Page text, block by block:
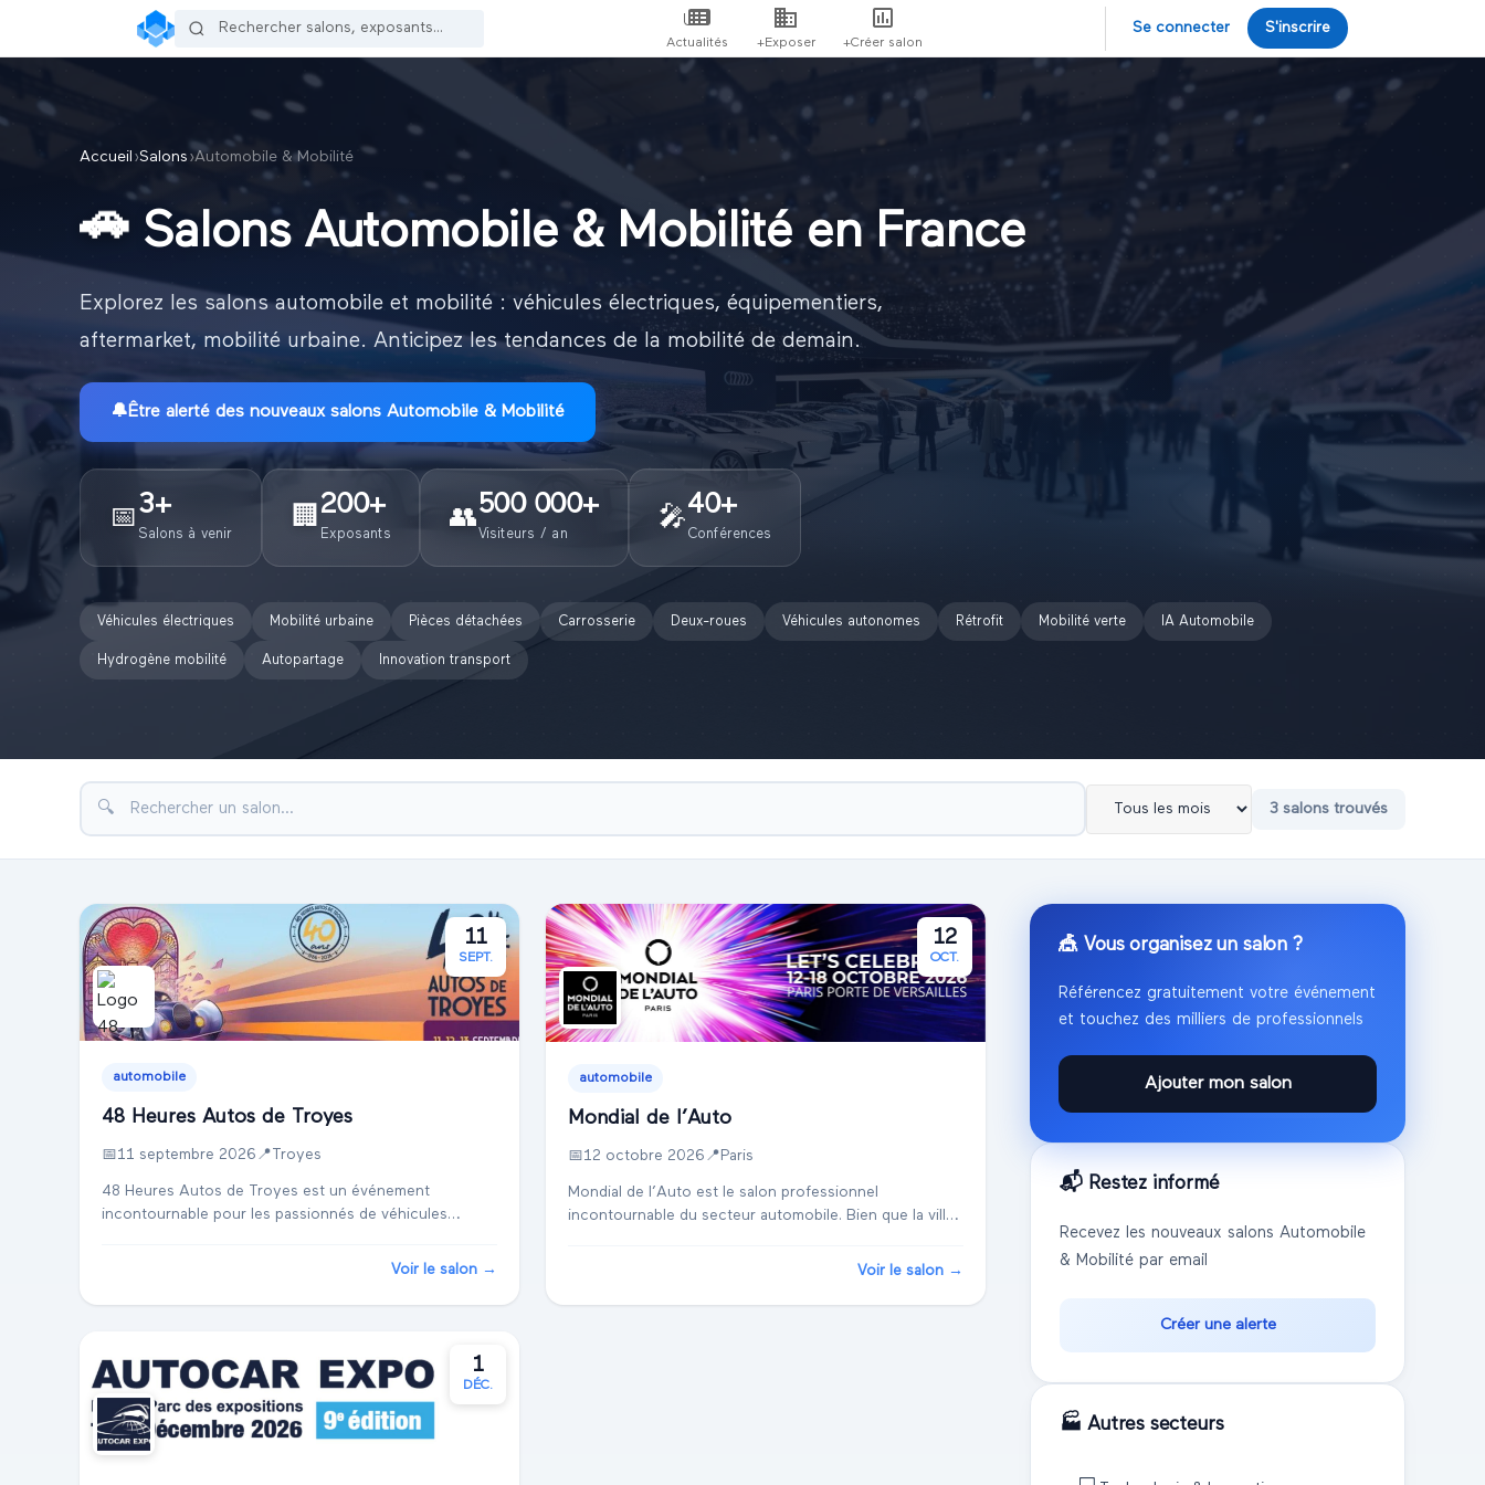
Actualités +Exposer +Créer salon
Se connecter S'inscrire
Accueil ›Salons ›Automobile & Mobilité
🚗 Salons Automobile & Mobilité en France
Explorez les salons automobile et mobilité : véhicules électriques, équipementiers,
aftermarket, mobilité urbaine. Anticipez les tendances de la mobilité de demain.
🔔Être alerté des nouveaux salons Automobile & Mobilité
📅3+
Salons à venir
🏢 200+
Exposants
👥500 000+
Visiteurs / an
🎤40+
Conférences
Véhicules électriques Mobilité urbaine Pièces détachées Carrosserie Deux-roues Véhicules autonomes Rétrofit Mobilité verte IA Automobile
Hydrogène mobilité Autopartage Innovation transport
🔍 3 salons trouvés
11
SEPT.
automobile
48 Heures Autos de Troyes
📅 11 septembre 2026 📍 Troyes
48 Heures Autos de Troyes est un événement
incontournable pour les passionnés de véhicules
centre d'exposition Le Cube, ce salon attire des
Voir le salon →
12
OCT.
automobile
Mondial de l’Auto
📅12 octobre 2026 📍 Paris
Mondial de l’Auto est le salon professionnel
incontournable du secteur automobile. Bien que la ville
pas encore précisés, cet événement est trad...
Voir le salon →
1
DÉC.
🎪 Vous organisez un salon ?
Référencez gratuitement votre événement
et touchez des milliers de professionnels
Ajouter mon salon
📬 Restez informé
Recevez les nouveaux salons Automobile
& Mobilité par email
Créer une alerte
🏭 Autres secteurs